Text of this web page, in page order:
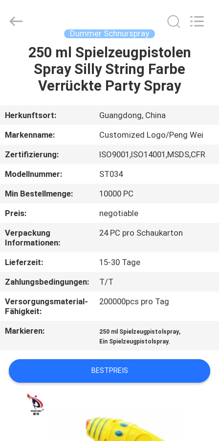
STARTSEITE
PRODUKTE
VIDEOS
UNS
FABRIK
TOUR
QUALITÄTSKONTROLLE
NACHRICHTEN
ALLE
SITEMAP
DATENSCHUTZ-
BESTIMMUNGEN
Chemical
Co.,Limited.
Dummer Schnurspray
250 ml Spielzeugpistolen
Spray Silly String Farbe
Verrückte Party Spray
Herkunftsort:
Guangdong, China
Markenname:
Customized Logo/Peng Wei
Zertifizierung:
ISO9001,ISO14001,MSDS,CFR
Modellnummer:
ST034
Min Bestellmenge:
10000 PC
Preis:
negotiable
Verpackung
Informationen:
24 PC pro Schaukarton
Lieferzeit:
15-30 Tage
Zahlungsbedingungen:
T/T
Versorgungsmaterial-
Fähigkeit:
200000pcs pro Tag
Markieren: 250 ml Spielzeugpistolspray,
Ein Spielzeugpistolspray.
BESTPREIS